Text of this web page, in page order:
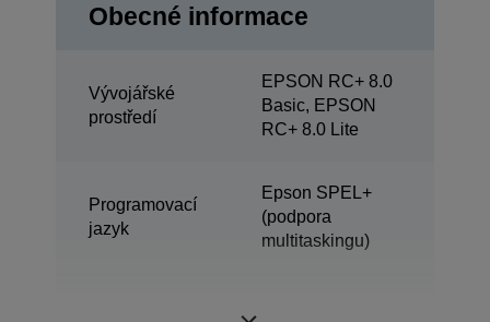
Obecné informace
Vývojářské
prostředí
EPSON RC+ 8.0
Basic, EPSON
RC+ 8.0 Lite
Programovací
jazyk
Epson SPEL+
(podpora
multitaskingu)